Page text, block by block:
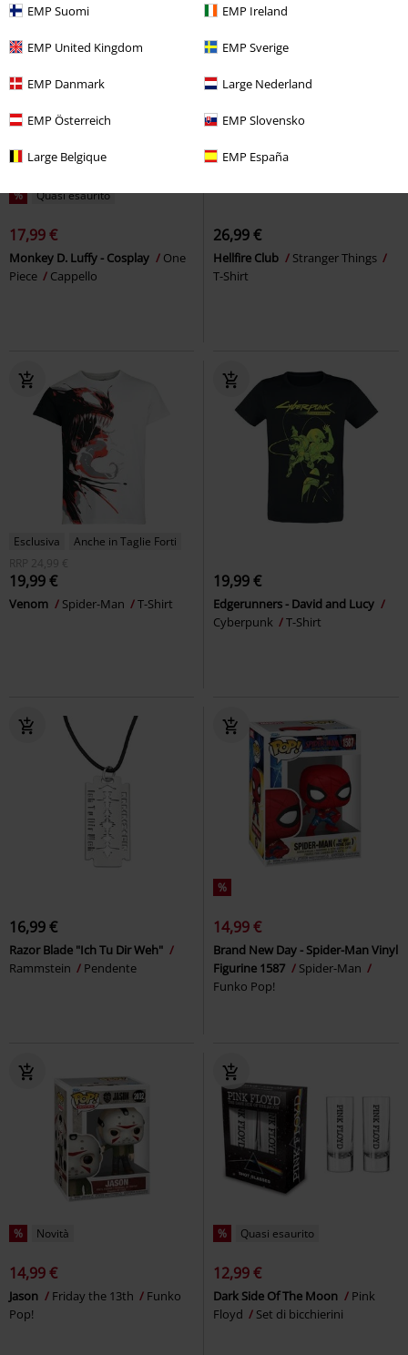
EMP Suomi EMP Ireland
EMP United Kingdom EMP Sverige
EMP Danmark Large Nederland
EMP Österreich EMP Slovensko
Large Belgique EMP España
% Quasi esaurito
17,99 €
Monkey D. Luffy - Cosplay
One
Piece
Cappello
26,99 €
Hellfire Club
Stranger Things
T-Shirt
Esclusiva
Anche in Taglie Forti
RRP
24,99 €
19,99 €
Venom Spider-Man T-Shirt
19,99 €
Edgerunners - David and Lucy
Cyberpunk
T-Shirt
16,99 €
Razor Blade "Ich Tu Dir Weh"
Rammstein
Pendente
%
14,99 €
Brand New Day - Spider-Man Vinyl
Figurine 1587
Spider-Man
Funko Pop!
% Novità
14,99 €
Jason Friday the 13th
Funko
Pop!
% Quasi esaurito
12,99 €
Dark Side Of The Moon
Pink
Floyd
Set di bicchierini